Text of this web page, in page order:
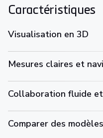
Caractéristiques
Visualisation en 3D
Mesures claires et
Collaboration fluide
Comparer des